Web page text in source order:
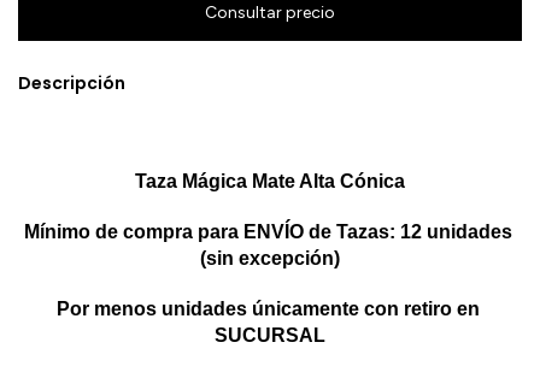
Descripción
Taza Mágica Mate Alta Cónica
Mínimo de compra para ENVÍO de Tazas: 12 unidades
(sin excepción)
Por menos unidades únicamente con retiro en
SUCURSAL